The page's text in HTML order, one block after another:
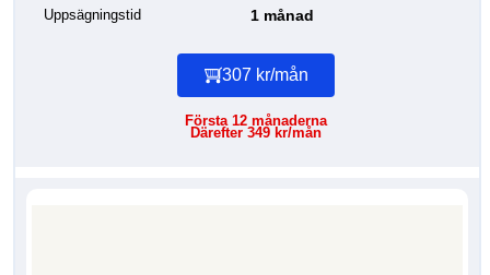
Uppsägningstid 1 månad
307 kr/mån
Första 12 månaderna
Därefter 349 kr/mån